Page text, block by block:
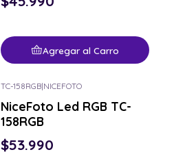
Agregar al Carro
TC-158RGB|NICEFOTO
NiceFoto Led RGB TC-
158RGB
$53.990